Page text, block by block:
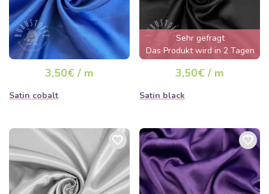
3,50€ / m
Satin cobalt
Sehr gefragt
Das Produkt wird in 2 Tagen
ausverkauft sein
3,50€ / m
Satin black